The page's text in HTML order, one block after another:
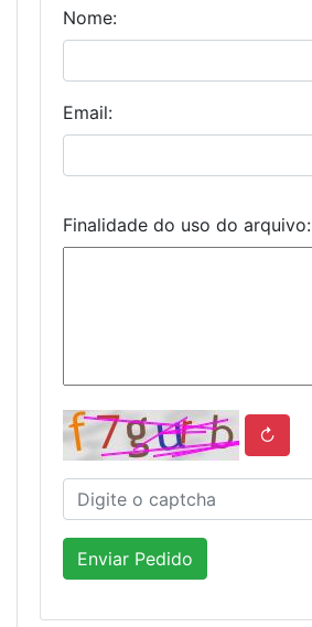
Nome:
Email:
Finalidade do uso do arquivo:
↻
Enviar Pedido